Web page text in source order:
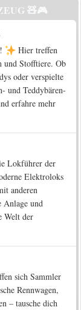
🧸🎮
Hier treffen
und Stofftiere. Ob
oder verspielte
und Teddybären-
erfahre mehr
Lokführer der
Elektroloks
anderen
Anlage und
Welt der
sich Sammler
Rennwagen,
– tausche dich